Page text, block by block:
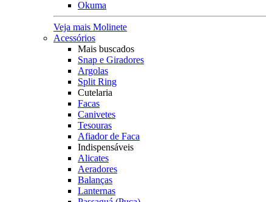
Okuma
Veja mais Molinete
Acessórios
Mais buscados
Snap e Giradores
Argolas
Split Ring
Cutelaria
Facas
Canivetes
Tesouras
Afiador de Faca
Indispensáveis
Alicates
Aeradores
Balanças
Lanternas